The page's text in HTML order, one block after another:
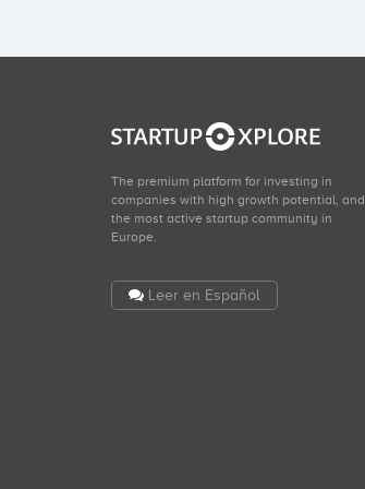
The premium platform for investing in
companies with high growth potential, and
the most active startup community in
Europe.
Leer en Español